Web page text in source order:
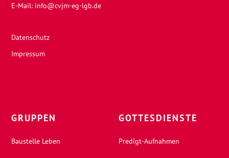
E-Mail: info@cvjm-eg-lgb.de
Datenschutz
Impressum
GRUPPEN
Baustelle Leben
GOTTESDIENSTE
Predigt-Aufnahmen